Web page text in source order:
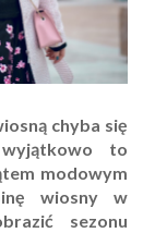
chyba się
to
modowym
wiosny w
sezonu